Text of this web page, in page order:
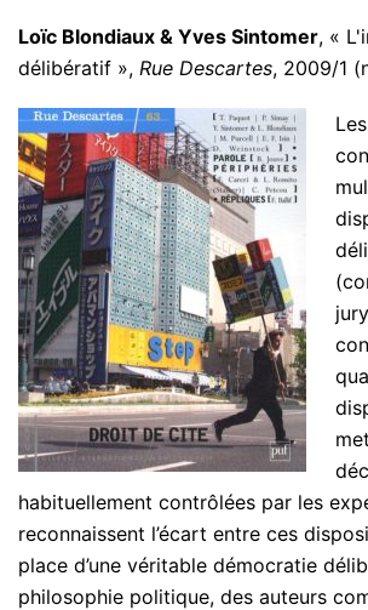
Loïc Blondiaux & Yves Sintomer, «
délibératif », Rue Descartes, 2009/1
habituellement contrôlées par les
reconnaissent l’écart entre ces
place d’une véritable démocratie
philosophie politique, des auteurs